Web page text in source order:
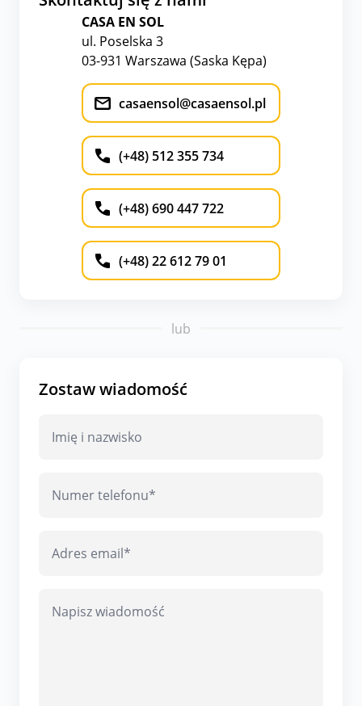
CASA EN SOL
ul. Poselska 3
03-931 Warszawa (Saska Kępa)
casaensol@casaensol.pl
(+48) 512 355 734
(+48) 690 447 722
(+48) 22 612 79 01
lub
Zostaw wiadomość